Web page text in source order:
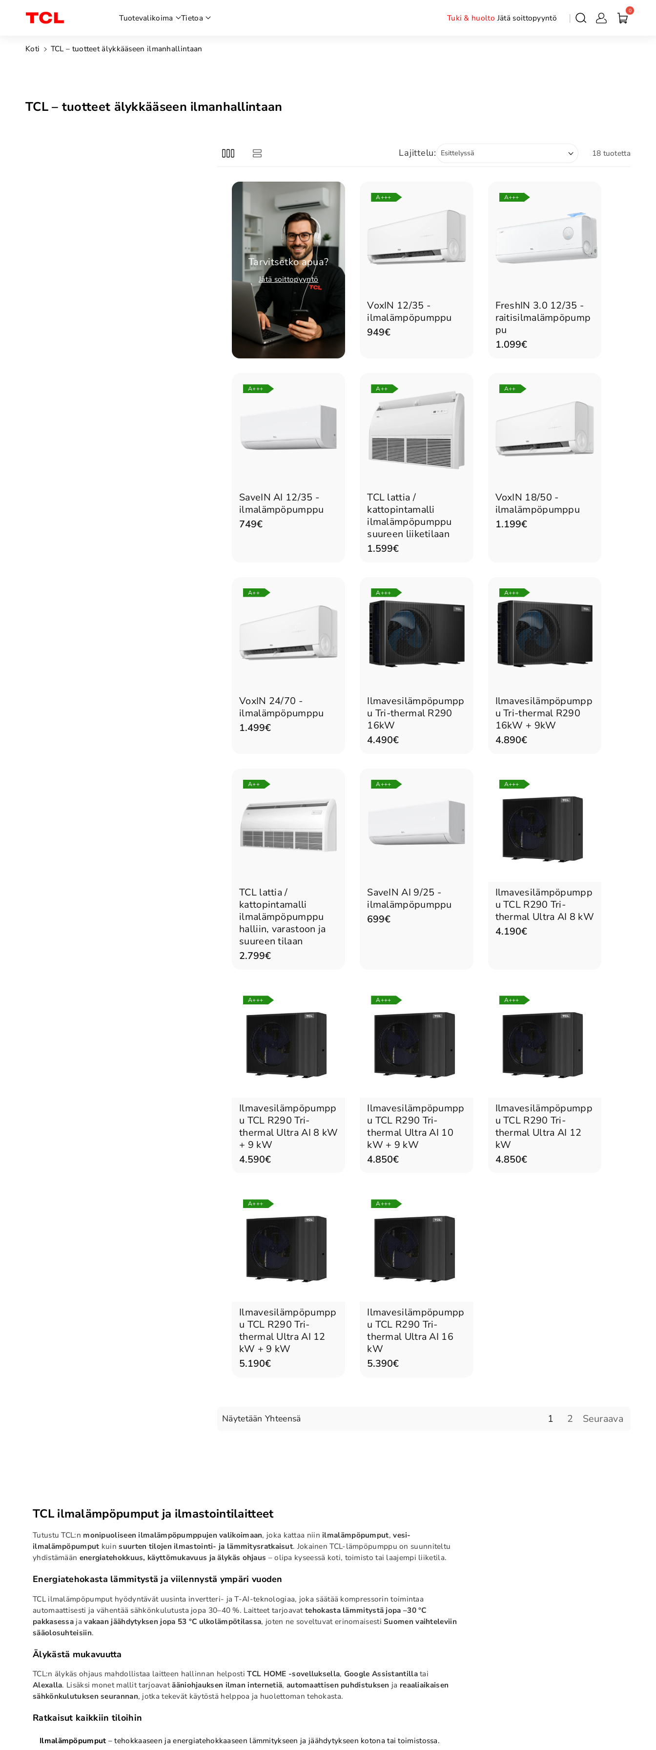
siirry
sisältöön
Tuotevalikoima Tietoa Tuki & huolto Jätä soittopyyntö
0
Koti TCL – tuotteet älykkääseen ilmanhallintaan
K
TCL – tuotteet älykkääseen ilmanhallintaan
Lajittelu: 18 tuotetta
Tarvitsetko apua?
Jätä soittopyyntö
A+++
VoxIN 12/35 -
ilmalämpöpumppu
949€
A+++
FreshIN 3.0 12/35 -
raitisilmalämpöpump
pu
1.099€
A+++
SaveIN AI 12/35 -
ilmalämpöpumppu
749€
A++
TCL lattia /
kattopintamalli
ilmalämpöpumppu
suureen liiketilaan
1.599€
A++
VoxIN 18/50 -
ilmalämpöpumppu
1.199€
A++
VoxIN 24/70 -
ilmalämpöpumppu
1.499€
A+++
Ilmavesilämpöpumpp
u Tri-thermal R290
16kW
4.490€
A+++
Ilmavesilämpöpumpp
u Tri-thermal R290
16kW + 9kW
4.890€
A++
TCL lattia /
kattopintamalli
ilmalämpöpumppu
halliin, varastoon ja
suureen tilaan
2.799€
A+++
SaveIN AI 9/25 -
ilmalämpöpumppu
699€
A+++
Ilmavesilämpöpumpp
u TCL R290 Tri-
thermal Ultra AI 8 kW
4.190€
A+++
Ilmavesilämpöpumpp
u TCL R290 Tri-
thermal Ultra AI 8 kW
+ 9 kW
4.590€
A+++
Ilmavesilämpöpumpp
u TCL R290 Tri-
thermal Ultra AI 10
kW + 9 kW
4.850€
A+++
Ilmavesilämpöpumpp
u TCL R290 Tri-
thermal Ultra AI 12
kW
4.850€
A+++
Ilmavesilämpöpumpp
u TCL R290 Tri-
thermal Ultra AI 12
kW + 9 kW
5.190€
A+++
Ilmavesilämpöpumpp
u TCL R290 Tri-
thermal Ultra AI 16
kW
5.390€
Näytetään Yhteensä 1 2 Seuraava
TCL ilmalämpöpumput ja ilmastointilaitteet
Tutustu TCL:n monipuoliseen ilmalämpöpumppujen valikoimaan, joka kattaa niinilmalämpöpumput,vesi-
ilmalämpöpumput kuinsuurten tilojen ilmastointi- ja lämmitysratkaisut. Jokainen TCL-lämpöpumppu on suunniteltu
yhdistämään energiatehokkuus, käyttömukavuus ja älykäs ohjaus – olipa kyseessä koti, toimisto tai laajempi liiketila.
Energiatehokasta lämmitystä ja viilennystä ympäri vuoden
TCL ilmalämpöpumput hyödyntävät uusinta invertteri- ja T-AI-teknologiaa, joka säätää kompressorin toimintaa
automaattisesti ja vähentää sähkönkulutusta jopa 30–40 %. Laitteet tarjoavattehokasta lämmitystä jopa –30 °C
pakkasessa javakaan jäähdytyksen jopa 53 °C ulkolämpötilassa, joten ne soveltuvat erinomaisestiSuomen vaihteleviin
sääolosuhteisiin.
Älykästä mukavuutta
TCL:n älykäs ohjaus mahdollistaa laitteen hallinnan helpostiTCL HOME -sovelluksella, Google Assistantillatai
Alexalla. Lisäksi monet mallit tarjoavatääniohjauksen ilman internetiä, automaattisen puhdistuksen ja reaaliaikaisen
sähkönkulutuksen seurannan, jotka tekevät käytöstä helppoa ja huolettoman tehokasta.
Ratkaisut kaikkiin tiloihin
Ilmalämpöpumput – tehokkaaseen ja energiatehokkaaseen lämmitykseen ja jäähdytykseen kotona tai toimistossa.